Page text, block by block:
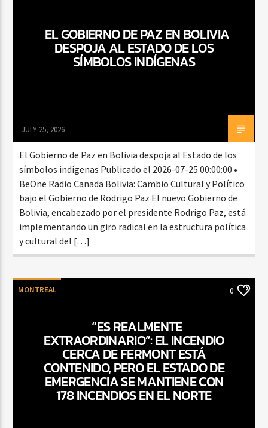
CURRENT SHOW
DJ MIX
2:00 AM
Beone Radio
EL GOBIERNO DE PAZ EN BOLIVIA
DESPOJA AL ESTADO DE LOS
SÍMBOLOS INDÍGENAS
JULY 25, 2026
El Gobierno de Paz en Bolivia despoja al Estado de los
símbolos indígenas Publicado el 2026-07-25 00:00:00 •
BeOne Radio Canada Bolivia: Cambio Cultural y Político
bajo el Gobierno de Rodrigo Paz El nuevo Gobierno de
Bolivia, encabezado por el presidente Rodrigo Paz, está
implementando un giro radical en la estructura política
y cultural del […]
MONTREAL 0
“ES REALMENTE
EXTRAORDINARIO”: EL INCENDIO
CERCA DE FERMONT ESTÁ
CONTENIDO, PERO EL ESTADO DE
EMERGENCIA SE MANTIENE CON
178 INCENDIOS EN EL NORTE